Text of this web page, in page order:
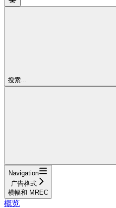
搜索...
Navigation
广告格式
横幅和 MREC
概览